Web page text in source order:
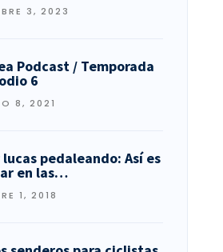
3, 2023
Podcast / Temporada
6
8, 2021
lucas pedaleando: Así es
en las…
1, 2018